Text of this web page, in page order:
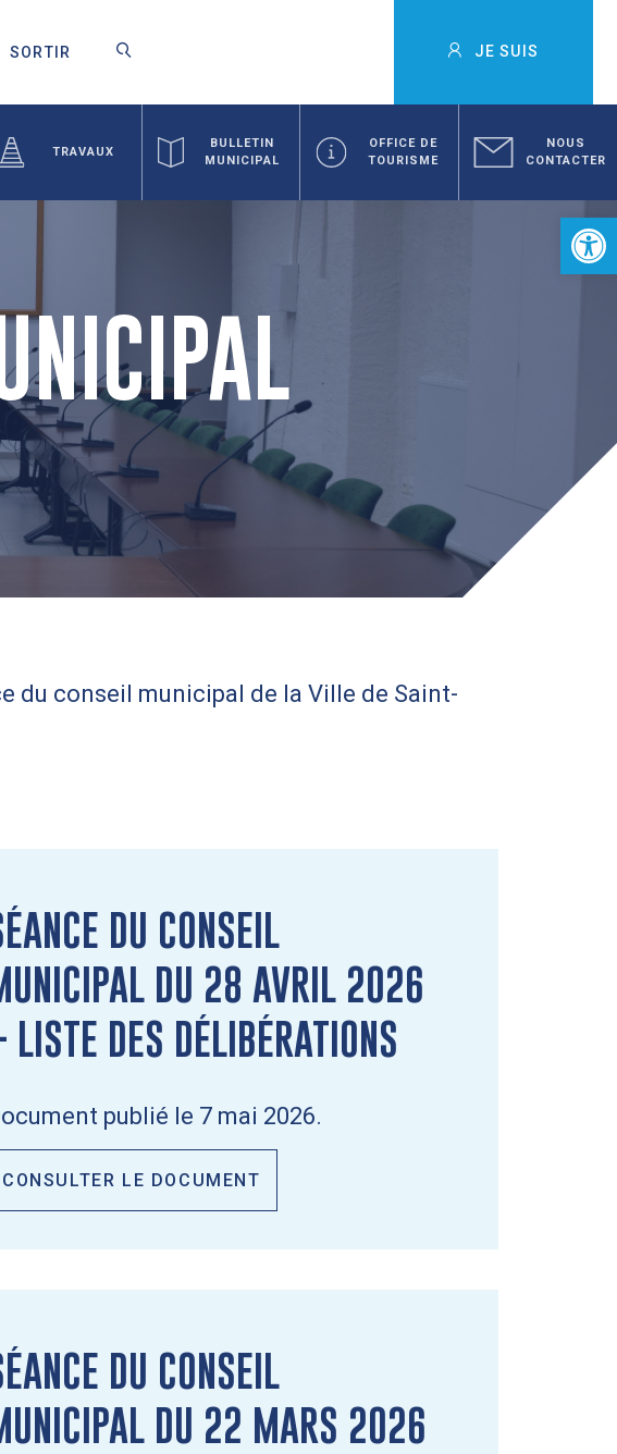
Ouvrir
SORTIR JE SUIS
TRAVAUX
BULLETIN
MUNICIPAL
OFFICE DE
TOURISME
NOUS
CONTACTER
du conseil municipal de la Ville de Saint-
DU CONSEIL
DU 28 AVRIL 2026
LISTE DES DÉLIBÉRATIONS
publié le 7 mai 2026.
CONSULTER LE DOCUMENT
DU CONSEIL
DU 22 MARS 2026